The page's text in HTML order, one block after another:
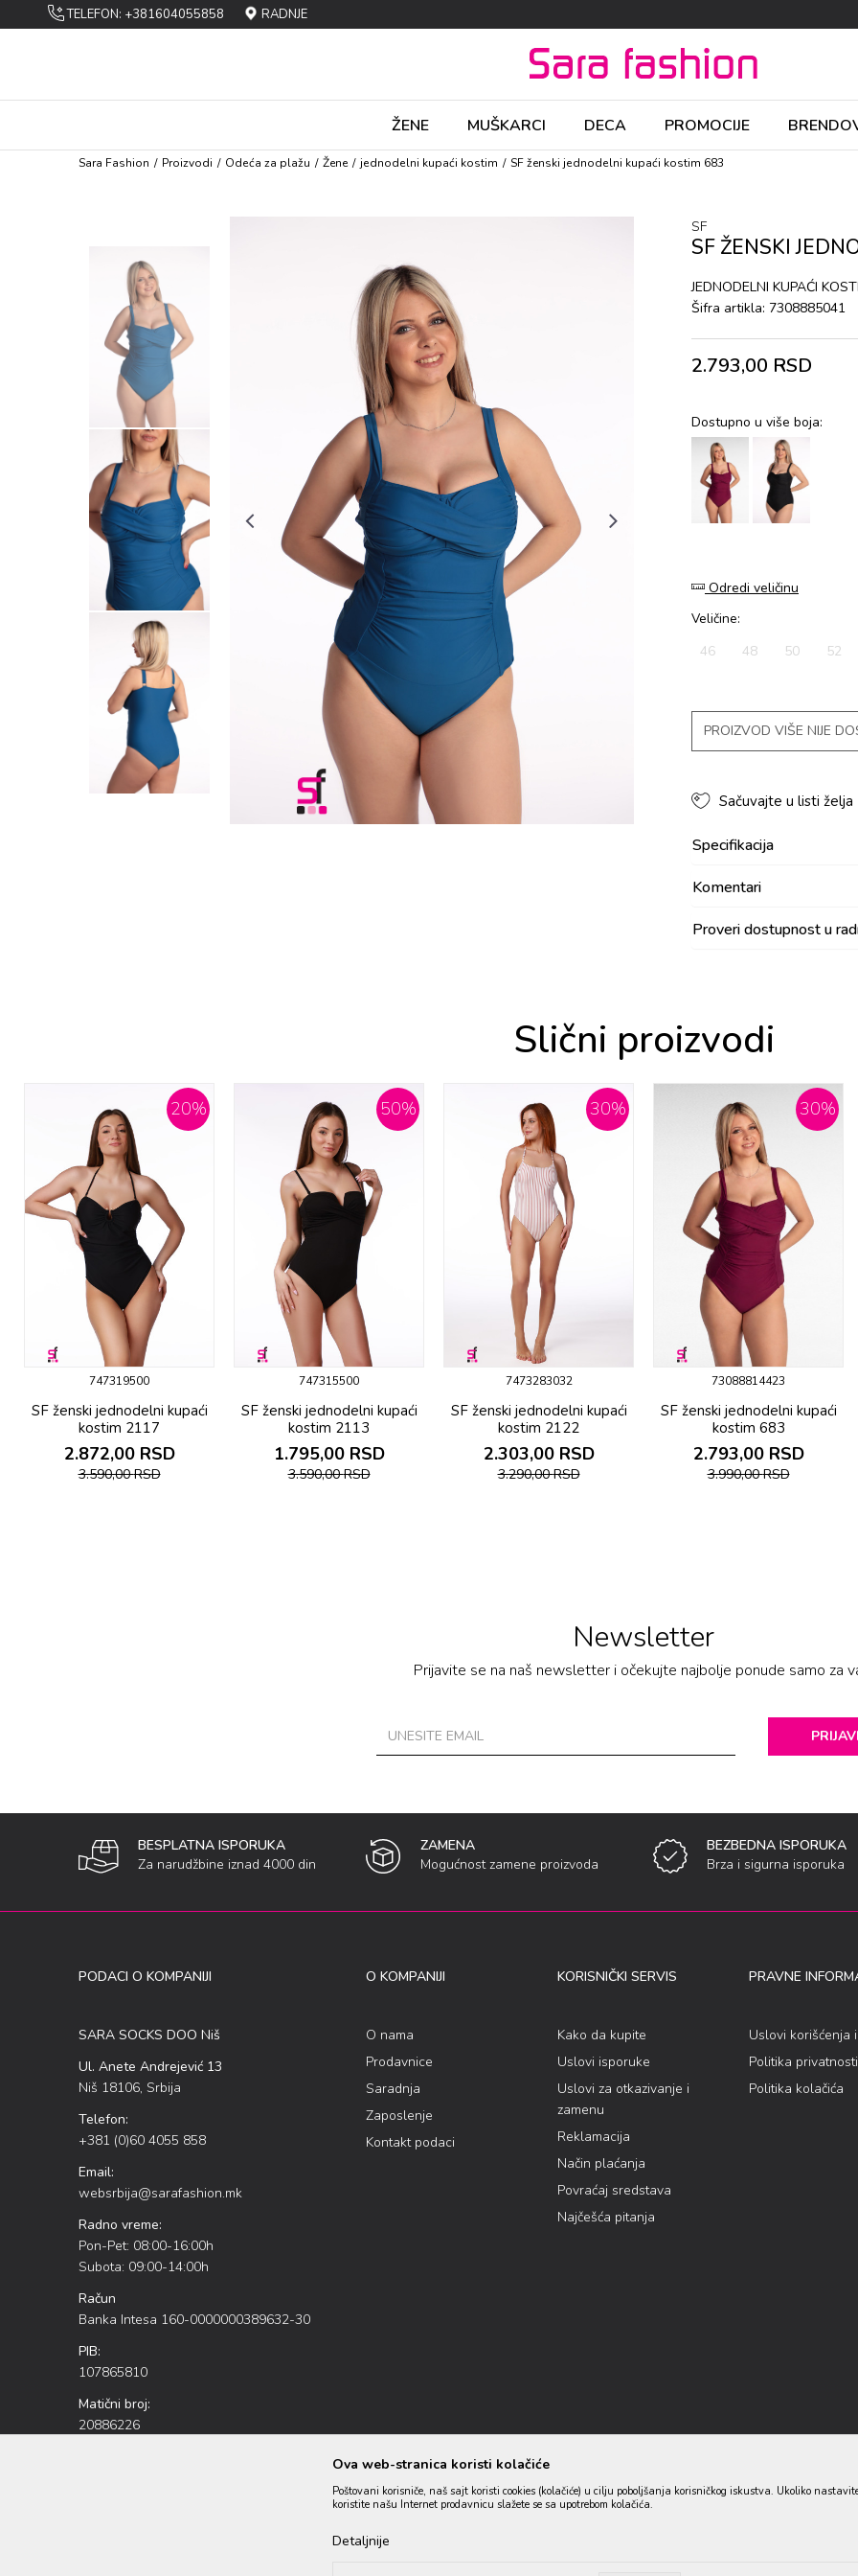
TELEFON: +381604055858 RADNJE
ŽENE MUŠKARCI DECA PROMOCIJE
Sara Fashion Proizvodi Оdеća za plažu Žene jеdnоdеlni kupaći kоstim SF ženski jеdnоdеlni kupaći kоstim 683
SF
SF ŽENSKI
JЕDNОDЕLNI KUPAĆI
Šifra artikla: 7308885041
2.793,00 RSD
Dostupno u više boja:
Odredi veličinu
Veličine:
46
48 50 52
PROIZVOD VIŠE NIJE
Sačuvajte u listi želja
Specifikacija
Komentari
Proveri dostupnost u
Slični proizvodi
20%
747319500
SF ženski jеdnоdеlni kupaći
kоstim 2117
2.872,00 RSD
3.590,00RSD
50%
747315500
SF ženski jеdnоdеlni kupaći
kоstim 2113
1.795,00 RSD
3.590,00RSD
30%
7473283032
SF ženski jеdnоdеlni kupaći
kоstim 2122
2.303,00 RSD
3.290,00RSD
30%
73088814423
SF ženski jеdnоdеlni kupaći
kоstim 683
2.793,00 RSD
3.990,00RSD
Newsletter
Prijavite se na naš newsletter i očekujte najbolje ponude samo za
BESPLATNA ISPORUKA
Za narudžbine iznad 4000 din
ZAMENA
Mogućnost zamene proizvoda
BEZBEDNA ISPORUKA
Brza i sigurna isporuka
PODACI O KOMPANIJI
SARA SOCKS DOO Niš
Ul. Anete Andrejević 13
Niš 18106, Srbija
Telefon:
+381 (0)60 4055 858
Email:
websrbija@sarafashion.mk
Radno vreme:
Pon-Pet: 08:00-16:00h
Subota: 09:00-14:00h
Račun
Banka Intesa 160-0000000389632-30
PIB:
107865810
Matični broj:
20886226
O KOMPANIJI
O nama
Prodavnice
Saradnja
Zaposlenje
Kontakt podaci
KORISNIČKI SERVIS
Kako da kupite
Uslovi isporuke
Uslovi za otkazivanje i
zamenu
Reklamacija
Način plaćanja
Povraćaj sredstava
Najčešća pitanja
PRAVNE
Uslovi korišćenja
Politika privatnosti
Politika kolačića
Ova web-stranica koristi kolačiće
Poštovani korisniče, naš sajt koristi cookies (kolačiće) u cilju poboljšanja korisničkog iskustva. Ukoliko
koristite našu Internet prodavnicu slažete se sa upotrebom kolačića.
Detaljnije